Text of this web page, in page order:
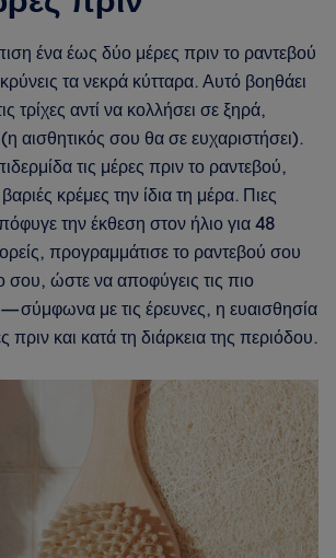
ένα έως δύο μέρες πριν το ραντεβού
τα νεκρά κύτταρα. Αυτό βοηθάει
τρίχες αντί να κολλήσει σε ξηρά,
αισθητικός σου θα σε ευχαριστήσει).
τις μέρες πριν το ραντεβού,
κρέμες την ίδια τη μέρα. Πιες
την έκθεση στον ήλιο για 48
προγραμμάτισε το ραντεβού σου
σου, ώστε να αποφύγεις τις πιο
— σύμφωνα με τις έρευνες, η ευαισθησία
πριν και κατά τη διάρκεια της περιόδου.